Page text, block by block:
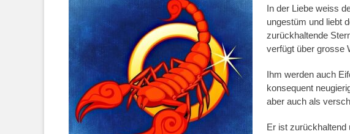
In der Liebe weiss
ungestüm und liebt
zurückhaltende
verfügt über grosse
Ihm werden auch
konsequent
aber auch als
Er ist zurückhaltend